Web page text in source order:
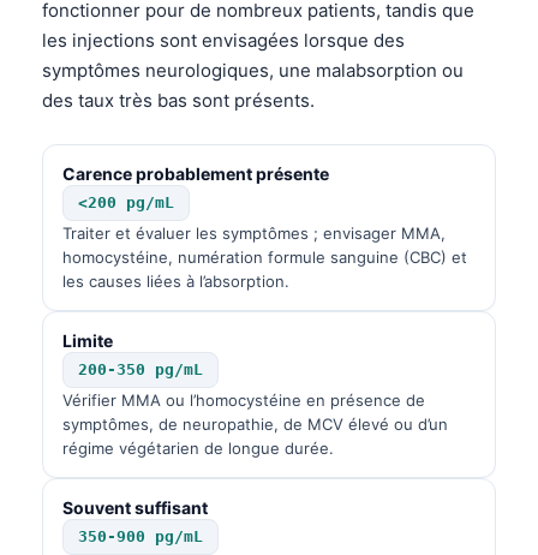
fonctionner pour de nombreux patients, tandis que
les injections sont envisagées lorsque des
symptômes neurologiques, une malabsorption ou
des taux très bas sont présents.
Carence probablement présente
<200 pg/mL
Traiter et évaluer les symptômes ; envisager MMA,
homocystéine, numération formule sanguine (CBC) et
les causes liées à l’absorption.
Limite
200-350 pg/mL
Vérifier MMA ou l’homocystéine en présence de
symptômes, de neuropathie, de MCV élevé ou d’un
régime végétarien de longue durée.
Souvent suffisant
350-900 pg/mL